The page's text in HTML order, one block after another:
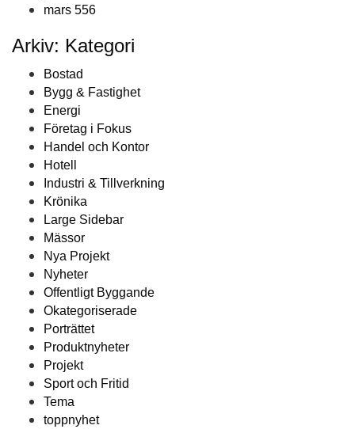
mars 556
Arkiv: Kategori
Bostad
Bygg & Fastighet
Energi
Företag i Fokus
Handel och Kontor
Hotell
Industri & Tillverkning
Krönika
Large Sidebar
Mässor
Nya Projekt
Nyheter
Offentligt Byggande
Okategoriserade
Porträttet
Produktnyheter
Projekt
Sport och Fritid
Tema
toppnyhet